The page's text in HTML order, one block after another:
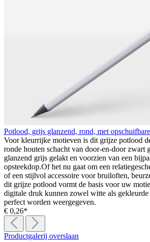
Potlood, grijs glanzend, rond, met
Voor kleurrijke motieven is dit grijze potlood
ronde houten schacht van door-en-door zwart
glanzend grijs gelakt en voorzien van een
opsteekdop.Of het nu gaat om een
of een stijlvol accessoire voor bruiloften,
dit grijze potlood vormt de basis voor uw
digitale druk kunnen zowel witte als
perfect worden weergegeven.
€ 0,26*
Productgalerij overslaan